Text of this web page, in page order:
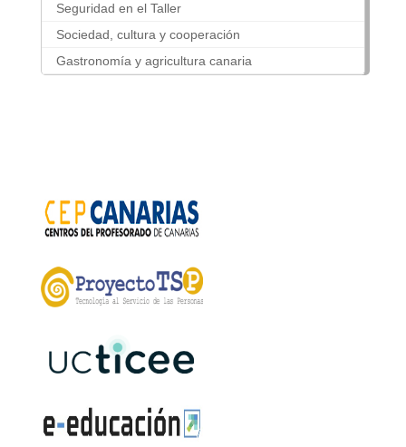
Seguridad en el Taller
Sociedad, cultura y cooperación
Gastronomía y agricultura canaria